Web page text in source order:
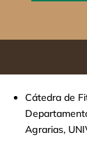
Cátedra de
Agrarias,